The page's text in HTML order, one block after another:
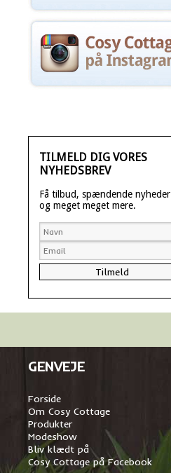
TILMELD DIG VORES
NYHEDSBREV
Få tilbud, spændende nyheder
og meget meget mere.
GENVEJE
Forside
Om Cosy Cottage
Produkter
Modeshow
Bliv klædt på
Cosy Cottage på Facebook